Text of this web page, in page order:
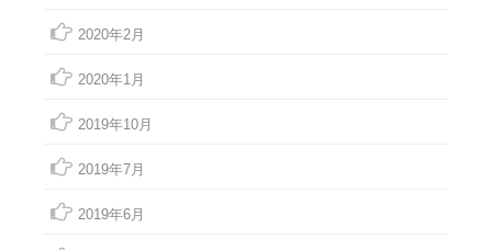
2020年2月
2020年1月
2019年10月
2019年7月
2019年6月